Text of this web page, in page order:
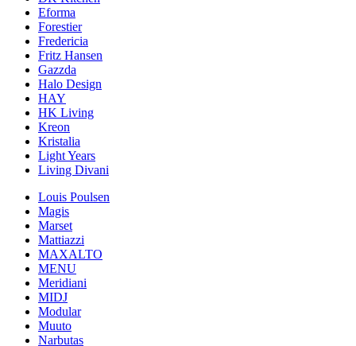
Eforma
Forestier
Fredericia
Fritz Hansen
Gazzda
Halo Design
HAY
HK Living
Kreon
Kristalia
Light Years
Living Divani
Louis Poulsen
Magis
Marset
Mattiazzi
MAXALTO
MENU
Meridiani
MIDJ
Modular
Muuto
Narbutas